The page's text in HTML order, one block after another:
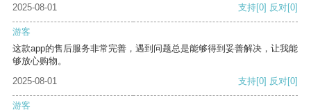
2025-08-01 支持[0] 反对[0]
游客
这款app的售后服务非常完善，遇到问题总是能够得到妥善解决，让我能
够放心购物。
2025-08-01
支持[0] 反对[0]
游客